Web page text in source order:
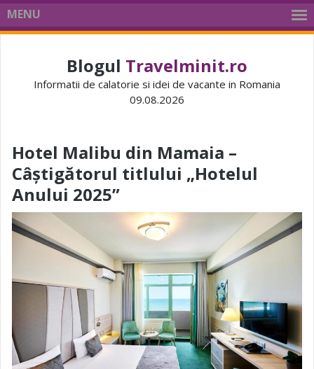
MENU
Blogul Travelminit.ro
Informatii de calatorie si idei de vacante in Romania
09.08.2026
Hotel Malibu din Mamaia –
Câștigătorul titlului „Hotelul
Anului 2025”